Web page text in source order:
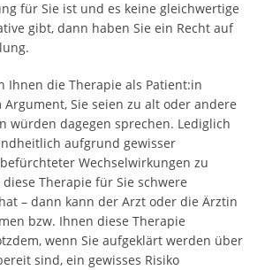
für Sie ist und es keine gleichwertige
gibt, dann haben Sie ein Recht auf
Ihnen die Therapie als Patient:in
Sie seien zu alt oder andere
würden dagegen sprechen. Lediglich
aufgrund gewisser
Wechselwirkungen zu
Therapie für Sie schwere
– dann kann der Arzt oder die Ärztin
bzw. Ihnen diese Therapie
wenn Sie aufgeklärt werden über
sind, ein gewisses Risiko